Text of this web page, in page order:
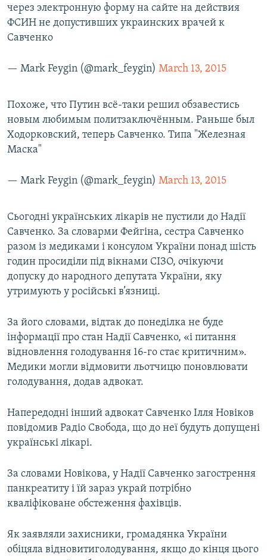
через электронную форму на сайте на действия
ФСИН не допустивших украинских врачей к
Савченко
— Mark Feygin (@mark_feygin) March 13, 2015
Похоже, что Путин всё-таки решил обзавестись
новым любимым политзаключённым. Раньше был
Ходорковский, теперь Савченко. Типа "Железная
Маска"
— Mark Feygin (@mark_feygin) March 13, 2015
Сьогодні українських лікарів не пустили до Надії
Савченко. За словарми Фейгіна, сестра Савченко
разом із медиками і консулом України понад шість
годин просиділи під вікнами СІЗО, очікуючи
допуску до народного депутата України, яку
утримують у російські в’язниці.
За його словами, відтак до понеділка не буде
інформації про стан Надії Савченко, «і питання
відновлення голодування 16-го стає критичним».
Медики могли відмовити льотчицю поновлювати
голодування, додав адвокат.
Напередодні інший адвокат Савченко Ілля Новіков
повідомив Радіо Свобода, що до неї будуть допущені
українські лікарі.
За словами Новікова, у Надії Савченко загострення
панкреатиту і їй зараз украй потрібно
кваліфіковане обстеження фахівців.
Як заявляли захисники, громадянка України
обіцяла відновитиголодування, якщо до кінця цього